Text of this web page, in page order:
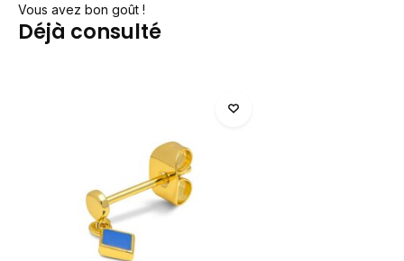
Vous avez bon goût !
Déjà consulté